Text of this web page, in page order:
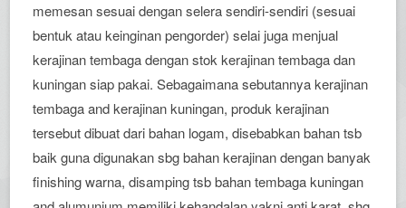
memesan sesuai dengan selera sendiri-sendiri (sesuai
bentuk atau keinginan pengorder) selai juga menjual
kerajinan tembaga dengan stok kerajinan tembaga dan
kuningan siap pakai. Sebagaimana sebutannya kerajinan
tembaga and kerajinan kuningan, produk kerajinan
tersebut dibuat dari bahan logam, disebabkan bahan tsb
baik guna digunakan sbg bahan kerajinan dengan banyak
finishing warna, disamping tsb bahan tembaga kuningan